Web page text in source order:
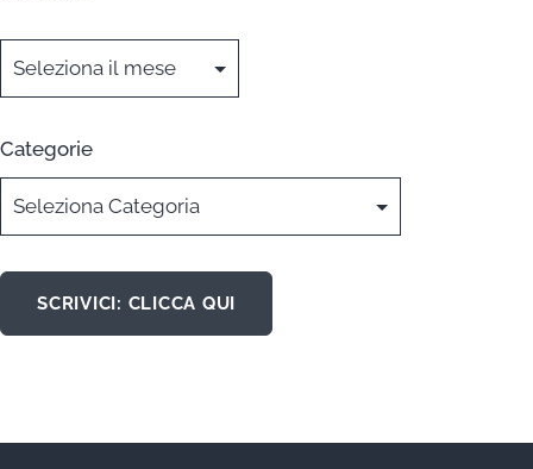
Categorie
SCRIVICI: CLICCA QUI